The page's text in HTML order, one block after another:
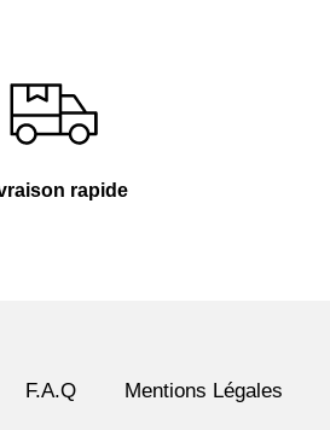
rapide
F.A.Q Mentions Légales